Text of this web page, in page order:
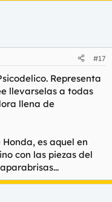
#17
Representa
llevarselas a todas
llena de
es aquel en
con las piezas del